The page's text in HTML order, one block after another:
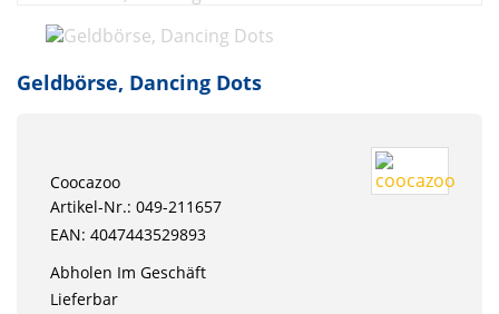
Geldbörse, Dancing Dots
Coocazoo
Artikel-Nr.: 049-211657
EAN: 4047443529893
Abholen Im Geschäft
Lieferbar